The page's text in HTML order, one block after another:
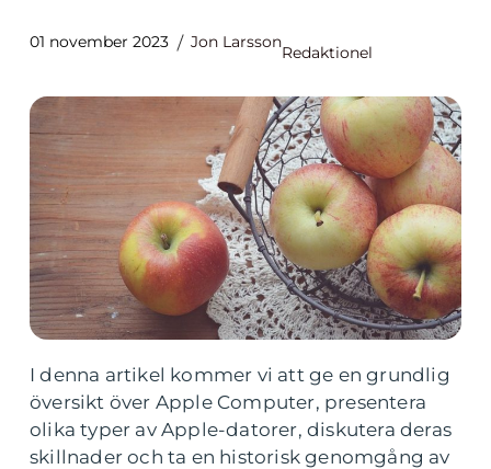
01 november 2023 Jon Larsson
Redaktionel
I denna artikel kommer vi att ge en grundlig
översikt över Apple Computer, presentera
olika typer av Apple-datorer, diskutera deras
skillnader och ta en historisk genomgång av